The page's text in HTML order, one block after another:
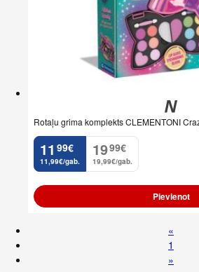
Rotaļu grima komplekts CLEMENTONI
11
. 99€
11,99€/gab.
19
. 99€
19,99€/gab.
Pievienot
«
1
»